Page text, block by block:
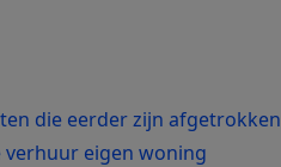
die eerder zijn afgetrokken
eigen woning